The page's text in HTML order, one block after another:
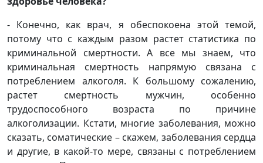
- Конечно, как врач, я обеспокоена этой темой,
потому что с каждым разом растет статистика по
криминальной смертности. А все мы знаем, что
криминальная смертность напрямую связана с
потреблением алкоголя. К большому сожалению,
растет смертность мужчин, особенно
трудоспособного возраста по причине
алкоголизации. Кстати, многие заболевания, можно
сказать, соматические – скажем, заболевания сердца
и другие, в какой-то мере, связаны с потреблением